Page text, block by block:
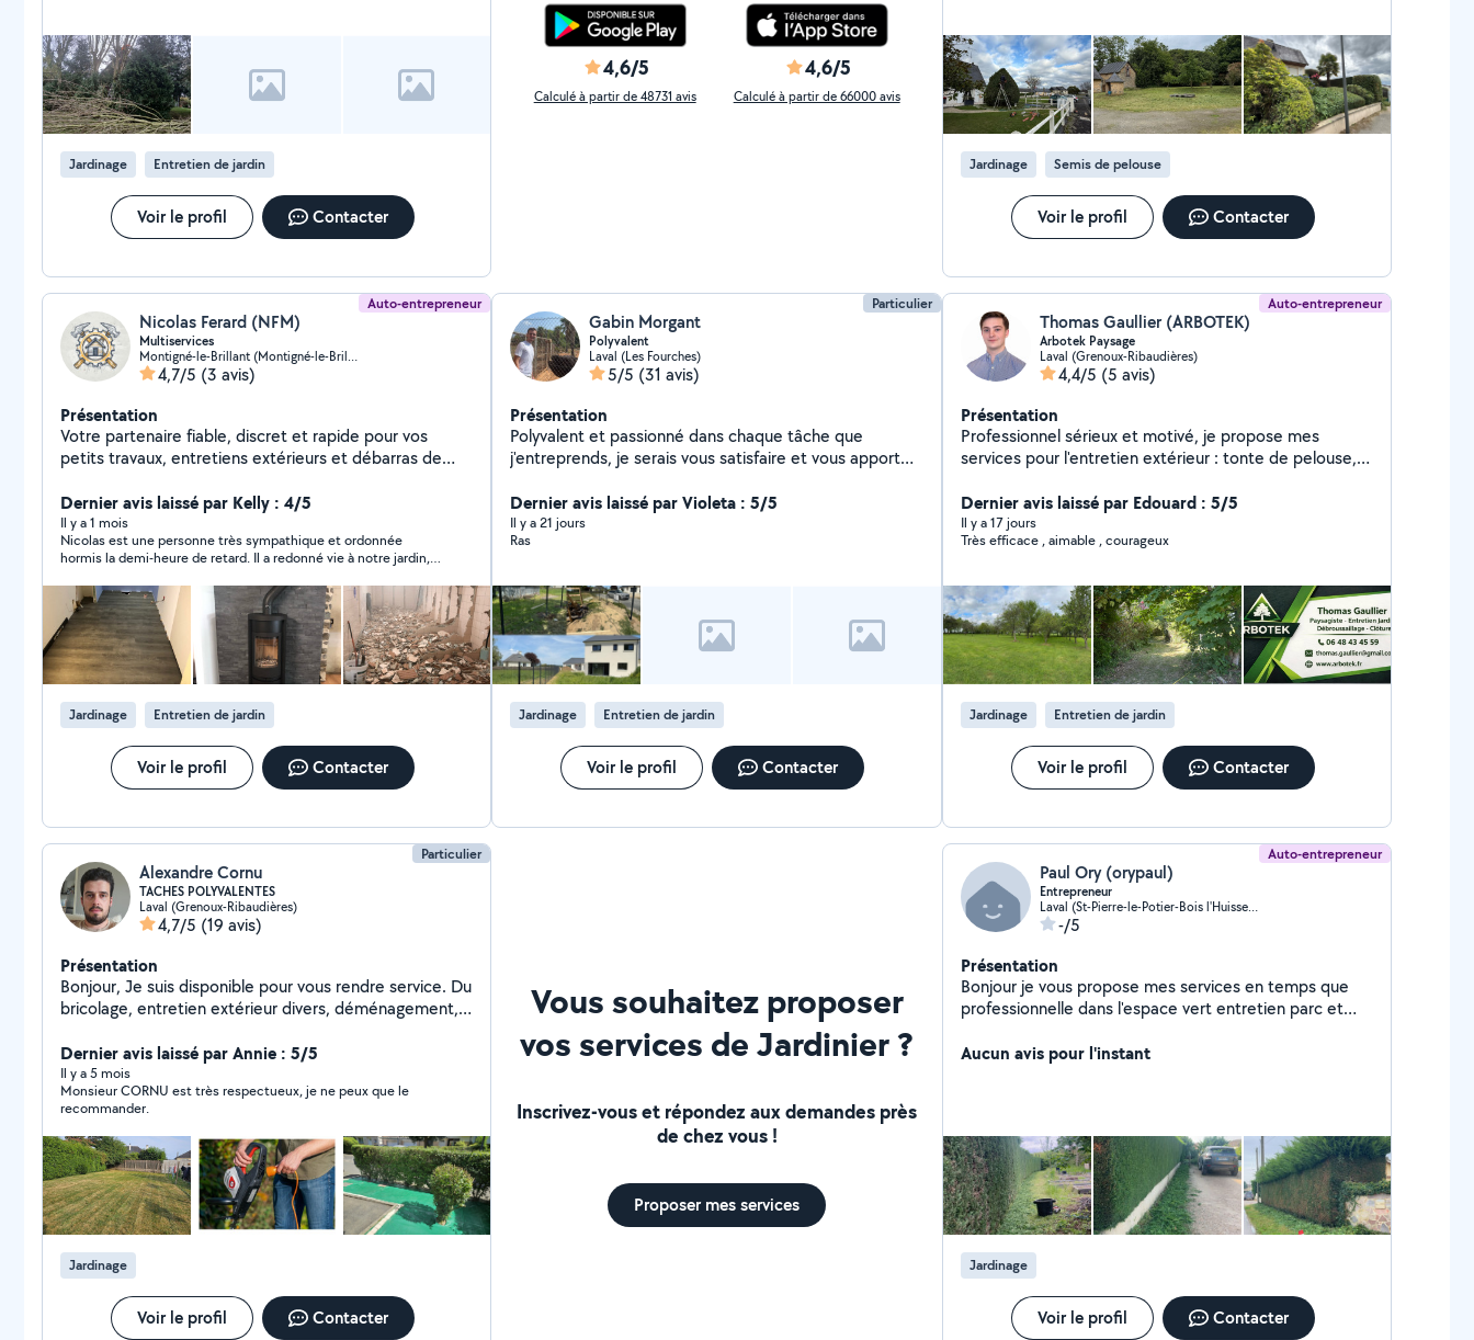
Jardinage Entretien de jardin
Voir le profil Contacter
4,6/5
Calculé à partir de 48731 avis
4,6/5
Calculé à partir de 66000 avis
Jardinage Semis de pelouse
Voir le profil Contacter
Auto-entrepreneur
Nicolas Ferard (NFM)
Multiservices
Montigné-le-Brillant (Montigné-le-Brillant)
4,7/5 (3 avis)
Présentation
Votre partenaire fiable, discret et rapide pour vos
petits travaux, entretiens extérieurs et débarras de
Dernier avis laissé par Kelly : 4/5
Il y a 1 mois
Nicolas est une personne très sympathique et ordonnée
hormis la demi-heure de retard. Il a redonné vie à notre jardin,
dès le mois prochain et le prendrons très régulièrement. Je le
recommande fortement malgré une entreprise ouverte depuis
peu. donner lui une chance comme moi de vous prouvez sont
travail :)
Jardinage Entretien de jardin
Voir le profil Contacter
Particulier
Gabin Morgant
Polyvalent
Laval (Les Fourches)
5/5 (31 avis)
Présentation
Polyvalent et passionné dans chaque tâche que
j'entreprends, je serais vous satisfaire et vous apporter
organisé je serais réaliser chaque prestation dans le
temps accordé à des prix malin Domaine d'activité -
rénovation / entretien / création d'espaces vert -
livraison de bien Et d'autres encore
Dernier avis laissé par Violeta : 5/5
Il y a 21 jours
Ras
Jardinage Entretien de jardin
Voir le profil Contacter
Auto-entrepreneur
Thomas Gaullier (ARBOTEK)
Arbotek Paysage
Laval (Grenoux-Ribaudières)
4,4/5 (5 avis)
Présentation
Professionnel sérieux et motivé, je propose mes
services pour l'entretien extérieur : tonte de pelouse,
travaux et remise en état de terrain. Travail soigné,
ponctuel et réactif. Devis rapide et intervention
efficace.
Dernier avis laissé par Edouard : 5/5
Il y a 17 jours
Très efficace , aimable , courageux
Jardinage Entretien de jardin
Voir le profil Contacter
Particulier
Alexandre Cornu
TACHES POLYVALENTES
Laval (Grenoux-Ribaudières)
4,7/5 (19 avis)
Présentation
Bonjour, Je suis disponible pour vous rendre service. Du
bricolage, entretien extérieur divers, déménagement,
Dernier avis laissé par Annie : 5/5
Il y a 5 mois
Monsieur CORNU est très respectueux, je ne peux que le
recommander.
Jardinage
Voir le profil Contacter
Vous souhaitez proposer
vos services de Jardinier ?
Inscrivez-vous et répondez aux demandes près
de chez vous !
Proposer mes services
Auto-entrepreneur
Paul Ory (orypaul)
Entrepreneur
Laval (St-Pierre-le-Potier-Bois l'Huisserie)
-/5
Présentation
Bonjour je vous propose mes services en temps que
professionnelle dans l'espace vert entretien parc et
à joint peinture nettoyage de toiture et façades dalles
Aucun avis pour l'instant
Jardinage
Voir le profil Contacter